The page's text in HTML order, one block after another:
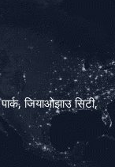
जियाओझाउ सिटी,